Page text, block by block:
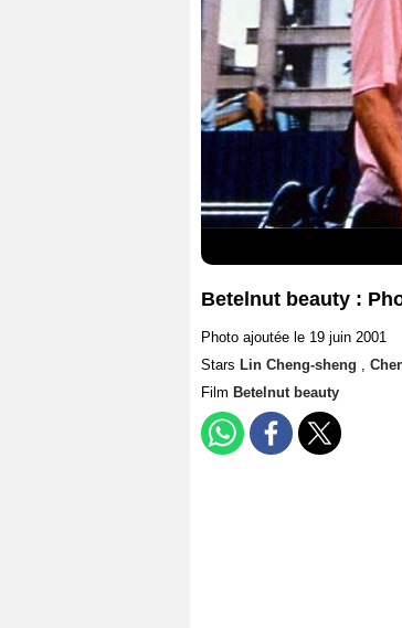
Betelnut beauty :
Photo ajoutée le 19 juin 2001
Stars Lin Cheng-sheng ,
Film Betelnut beauty